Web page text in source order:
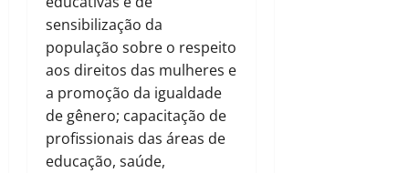
sensibilização da
população sobre o respeito
aos direitos das mulheres e
a promoção da igualdade
de gênero; capacitação de
profissionais das áreas de
educação, saúde,